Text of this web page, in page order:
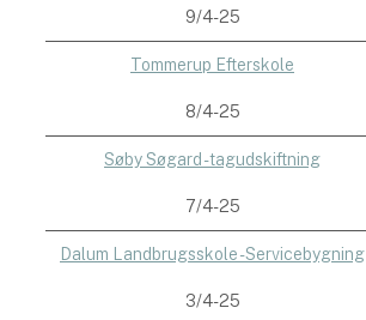
9/4-25
Tommerup Efterskole
8/4-25
Søby Søgard - tagudskiftning
7/4-25
Dalum Landbrugsskole - Servicebygning
3/4-25